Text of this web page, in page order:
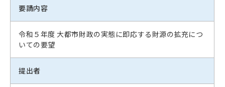
要請内容
令和５年度 大都市財政の実態に即応する財源の拡充につ
いての要望
提出者